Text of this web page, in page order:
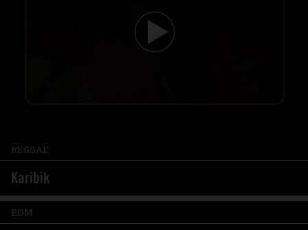
REGGAE
Karibik
EDM